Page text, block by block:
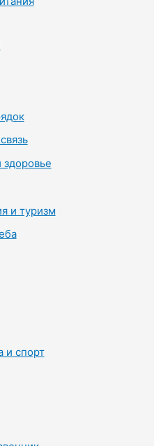
и туризм
и спорт